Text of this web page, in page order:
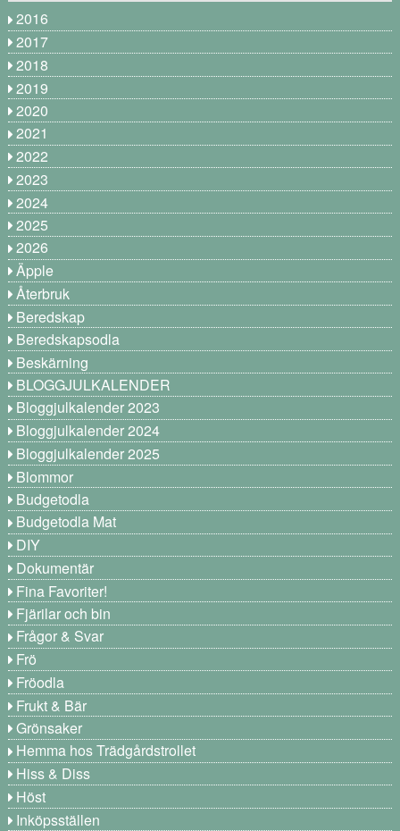
2016
2017
2018
2019
2020
2021
2022
2023
2024
2025
2026
Äpple
Återbruk
Beredskap
Beredskapsodla
Beskärning
BLOGGJULKALENDER
Bloggjulkalender 2023
Bloggjulkalender 2024
Bloggjulkalender 2025
Blommor
Budgetodla
Budgetodla Mat
DIY
Dokumentär
Fina Favoriter!
Fjärilar och bin
Frågor & Svar
Frö
Fröodla
Frukt & Bär
Grönsaker
Hemma hos Trädgårdstrollet
Hiss & Diss
Höst
Inköpsställen